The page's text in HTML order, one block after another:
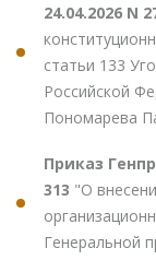
24.04.2026 N
статьи 133
Российской
Пономарева
Приказ
313 "О
Генеральной